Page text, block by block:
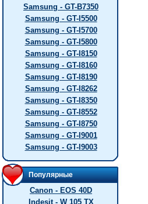
Samsung - GT-B7350
Samsung - GT-I5500
Samsung - GT-I5700
Samsung - GT-I5800
Samsung - GT-I8150
Samsung - GT-I8160
Samsung - GT-I8190
Samsung - GT-I8262
Samsung - GT-I8350
Samsung - GT-I8552
Samsung - GT-I8750
Samsung - GT-I9001
Samsung - GT-I9003
Популярные
Canon - EOS 40D
Indesit - W 105 TX